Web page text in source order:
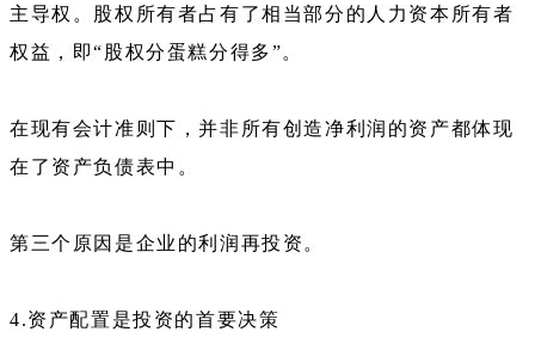
主导权。股权所有者占有了相当部分的人力资本所有者
权益，即“股权分蛋糕分得多”。
在现有会计准则下，并非所有创造净利润的资产都体现
在了资产负债表中。
第三个原因是企业的利润再投资。
4.资产配置是投资的首要决策